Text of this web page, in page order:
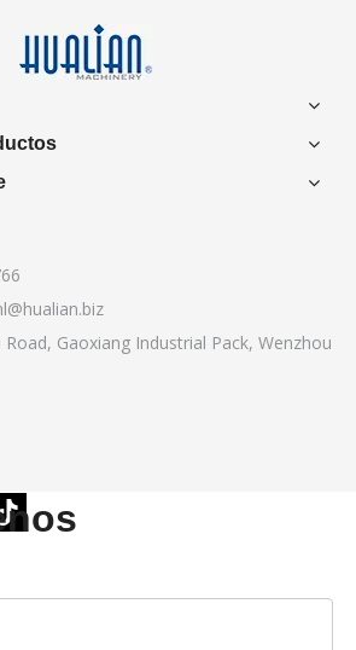
Gaoxiang Industrial Pack, Wenzhou